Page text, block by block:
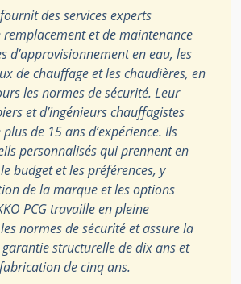
fournit des services experts
remplacement et de maintenance
d’approvisionnement en eau, les
de chauffage et les chaudières, en
les normes de sécurité. Leur
et d’ingénieurs chauffagistes
de 15 ans d’expérience. Ils
personnalisés qui prennent en
budget et les préférences, y
de la marque et les options
PCG travaille en pleine
normes de sécurité et assure la
structurelle de dix ans et
de cinq ans.